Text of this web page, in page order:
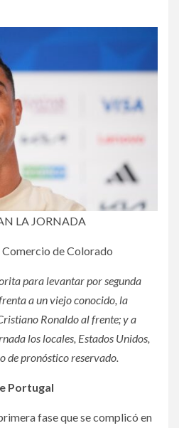
LA JORNADA
de Colorado
para levantar por segunda
a un viejo conocido, la
Ronaldo al frente; y a
los locales, Estados Unidos,
de pronóstico reservado.
Portugal
fase que se complicó en